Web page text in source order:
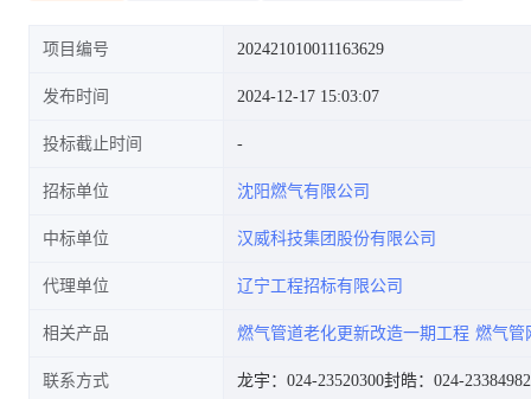
项目编号 202421010011163629
发布时间 2024-12-17 15:03:07
投标截止时间
招标单位 沈阳燃气有限公司
中标单位 汉威科技集团股份有限公司
代理单位 辽宁工程招标有限公司
相关产品 燃气管道老化更新改造一期工程 燃气管
联系方式 龙宇：024-23520300封皓：024-23384982